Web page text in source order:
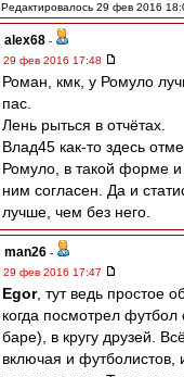
Редактировалось 29 фев 2016
alex68 -
29 фев 2016 17:48
Роман, кмк, у Ромуло
пас.
Лень рыться в отчётах.
Влад45 как-то здесь
Ромуло, в такой форме
ним согласен. Да и
лучше, чем без него.
man26 -
29 фев 2016 17:47
Egor, тут ведь простое
когда посмотрел
баре), в кругу друзей.
включая и футболистов,